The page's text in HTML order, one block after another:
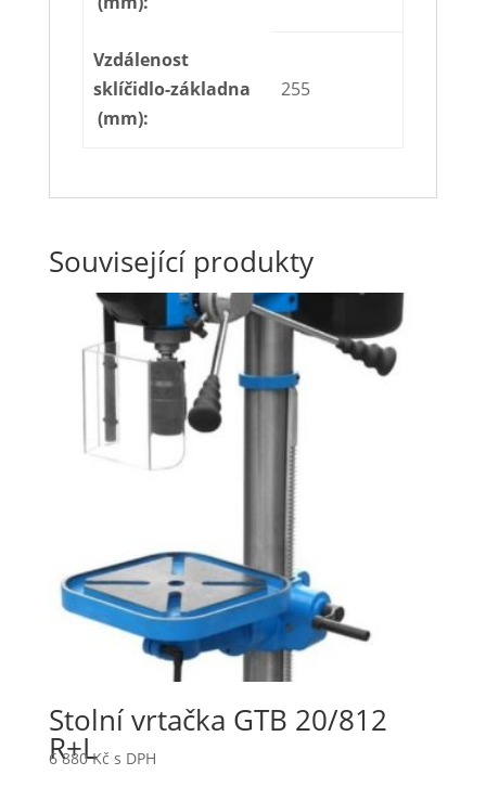
Vzdálenost
sklíčidlo-základna
(mm):
255
Související produkty
Stolní vrtačka GTB 20/812
R+L
6 880Kč s DPH